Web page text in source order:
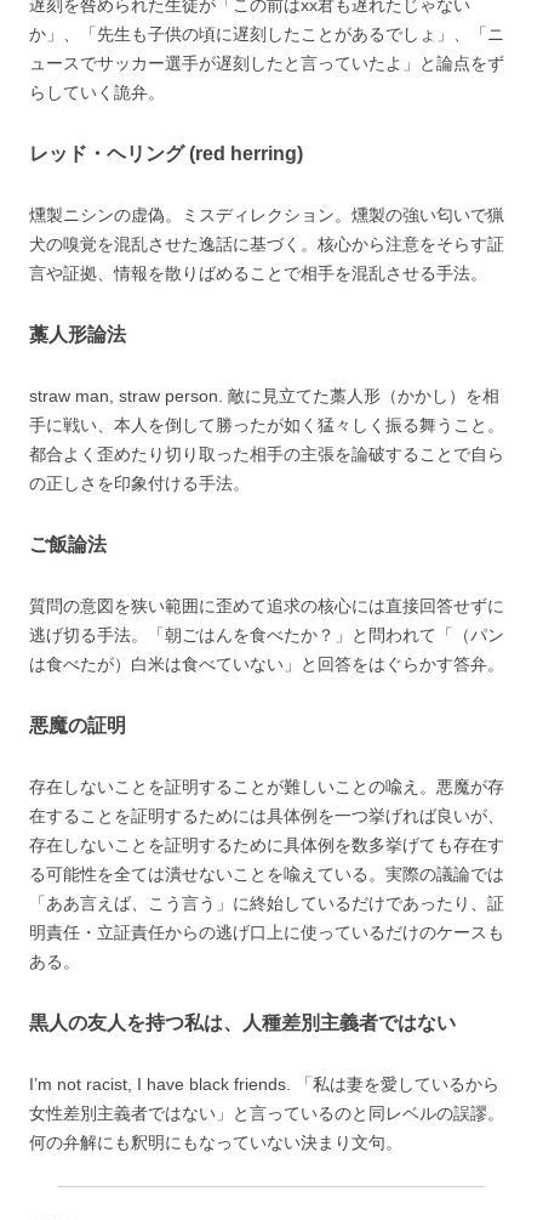
遅刻を咎められた生徒が「この前はxx君も遅れたじゃない
か」、「先生も子供の頃に遅刻したことがあるでしょ」、「ニ
ュースでサッカー選手が遅刻したと言っていたよ」と論点をず
らしていく詭弁。
レッド・ヘリング (red herring)
燻製ニシンの虚偽。ミスディレクション。燻製の強い匂いで猟
犬の嗅覚を混乱させた逸話に基づく。核心から注意をそらす証
言や証拠、情報を散りばめることで相手を混乱させる手法。
藁人形論法
straw man, straw person. 敵に見立てた藁人形（かかし）を相
手に戦い、本人を倒して勝ったが如く猛々しく振る舞うこと。
都合よく歪めたり切り取った相手の主張を論破することで自ら
の正しさを印象付ける手法。
ご飯論法
質問の意図を狭い範囲に歪めて追求の核心には直接回答せずに
逃げ切る手法。「朝ごはんを食べたか？」と問われて「（パン
は食べたが）白米は食べていない」と回答をはぐらかす答弁。
悪魔の証明
存在しないことを証明することが難しいことの喩え。悪魔が存
在することを証明するためには具体例を一つ挙げれば良いが、
存在しないことを証明するために具体例を数多挙げても存在す
る可能性を全ては潰せないことを喩えている。実際の議論では
「ああ言えば、こう言う」に終始しているだけであったり、証
明責任・立証責任からの逃げ口上に使っているだけのケースも
ある。
黒人の友人を持つ私は、人種差別主義者ではない
I’m not racist, I have black friends. 「私は妻を愛しているから
女性差別主義者ではない」と言っているのと同レベルの誤謬。
何の弁解にも釈明にもなっていない決まり文句。